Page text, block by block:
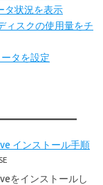
タ状況を表示
ィスクの使用量をチ
タを設定
インストール手順
をインストールし